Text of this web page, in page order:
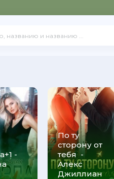
-
По ту
сторону от
тебя -
Алекс
Джиллиан